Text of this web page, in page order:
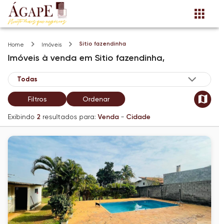
Home Imóveis Sitio fazendinha
Imóveis à venda em Sitio fazendinha,
Filtros Ordenar
Exibindo 2 resultados para: Venda - Cidade